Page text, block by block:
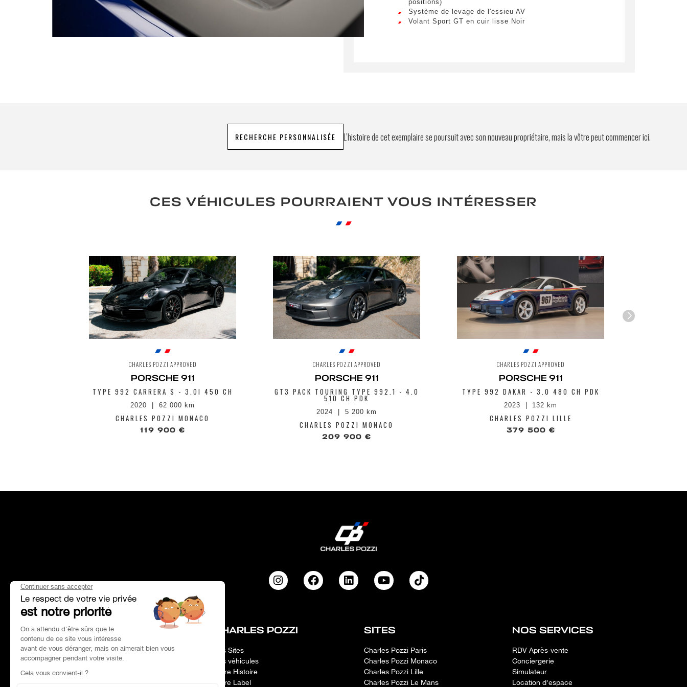
positions)
Système de levage de l'essieu AV
Volant Sport GT en cuir lisse Noir
RECHERCHE PERSONNALISÉE L’histoire de cet exemplaire se poursuit avec son nouveau propriétaire, mais la vôtre peut commencer ici.
CES VÉHICULES POURRAIENT VOUS INTÉRESSER
CHARLES POZZI APPROVED
PORSCHE 911
TYPE 992 CARRERA S - 3.0I 450 CH
2020 62 000 km
CHARLES POZZI MONACO
119 900 €
CHARLES POZZI APPROVED
PORSCHE 911
GT3 PACK TOURING TYPE 992.1 - 4.0
510 CH PDK
2024 5 200 km
CHARLES POZZI MONACO
209 900 €
CHARLES POZZI APPROVED
PORSCHE 911
TYPE 992 DAKAR - 3.0 480 CH PDK
2023 132 km
CHARLES POZZI LILLE
379 500 €
HEAD OFFICE
Adresse : Paris 75017
Tél :01 47 39 96 50
Horaires :
CHARLES POZZI
Nos Sites
Nos véhicules
Notre Histoire
Notre Label
SITES
Charles Pozzi Paris
Charles Pozzi Monaco
Charles Pozzi Lille
Charles Pozzi Le Mans
NOS SERVICES
RDV Après-vente
Conciergerie
Simulateur
Location d'espace